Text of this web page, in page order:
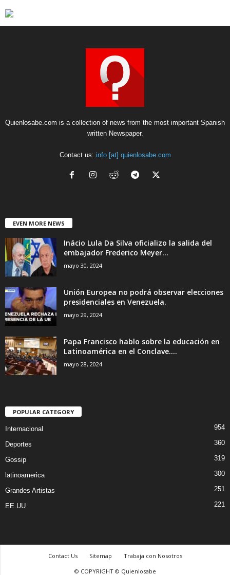
Quienlosabe.com is a collection of news from the most important Spanish
written Newspaper.
Contact us: info [at] quienlosabe.com
EVEN MORE NEWS
Inácio Lula Da Silva oficializo la salida del
embajador Frederico Meyer...
mayo 30, 2024
Unión Europea no podrá observar elecciones
presidenciales en Venezuela.
mayo 29, 2024
Papa Francisco hablo sobre la educación en
Latinoamérica en el Conclave....
mayo 28, 2024
POPULAR CATEGORY
Internacional 954
Deportes 360
Gossip 319
latinoamerica 300
Grandes Artistas 251
EE.UU 221
Contact Us Sitemap
Trabaja con Nosotros
© COPYRIGHT © Quienlosabe